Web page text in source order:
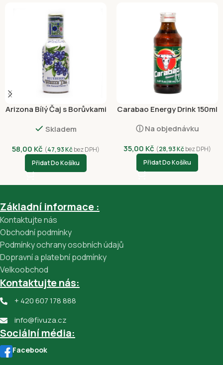
Arizona Bílý Čaj s Borůvkami
Skladem
58,00 Kč (47,93Kčbez DPH)
Přidat Do Košíku
Carabao Energy Drink 150ml
ⓘ Na objednávku
35,00 Kč (28,93Kčbez DPH)
Přidat Do Košíku
Základní informace :
Kontaktujte nás
Obchodní podmínky
Podmínky ochrany osobních údajů
Dopravní a platební podmínky
Velkoobchod
Kontaktujte nás:
+ 420 607 178 888
info@fivuza.cz
Sociální média:
Facebook